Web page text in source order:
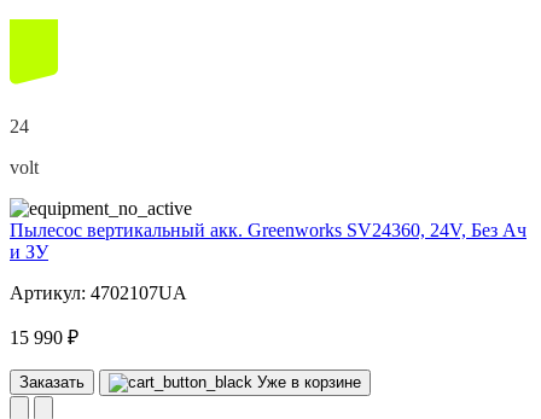
24
volt
Пылесос вертикальный акк. Greenworks SV24360, 24V, Без Ач
и ЗУ
Артикул: 4702107UA
15 990 ₽
Заказать Уже в корзине